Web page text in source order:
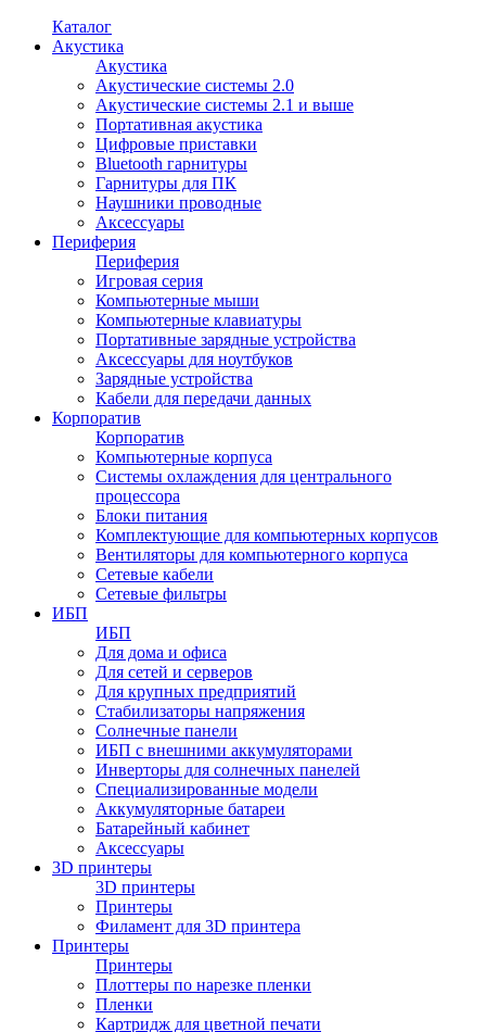
Каталог
Акустика
Акустика
Акустические системы 2.0
Акустические системы 2.1 и выше
Портативная акустика
Цифровые приставки
Bluetooth гарнитуры
Гарнитуры для ПК
Наушники проводные
Аксессуары
Периферия
Периферия
Игровая серия
Компьютерные мыши
Компьютерные клавиатуры
Портативные зарядные устройства
Аксессуары для ноутбуков
Зарядные устройства
Кабели для передачи данных
Корпоратив
Корпоратив
Компьютерные корпуса
Системы охлаждения для центрального
процессора
Блоки питания
Комплектующие для компьютерных корпусов
Вентиляторы для компьютерного корпуса
Сетевые кабели
Сетевые фильтры
ИБП
ИБП
Для дома и офиса
Для сетей и серверов
Для крупных предприятий
Стабилизаторы напряжения
Солнечные панели
ИБП с внешними аккумуляторами
Инверторы для солнечных панелей
Специализированные модели
Аккумуляторные батареи
Батарейный кабинет
Аксессуары
3D принтеры
3D принтеры
Принтеры
Филамент для 3D принтера
Принтеры
Принтеры
Плоттеры по нарезке пленки
Пленки
Картридж для цветной печати